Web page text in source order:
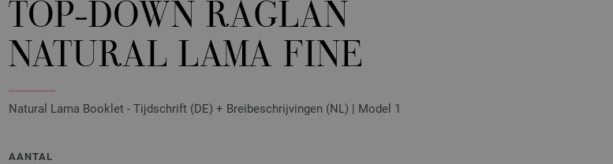
TOP-DOWN RAGLAN
NATURAL LAMA FINE
Natural Lama Booklet - Tijdschrift (DE) + Breibeschrijvingen (NL) | Model 1
AANTAL